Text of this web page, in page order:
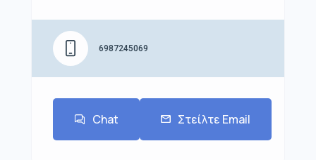
6987245069
Chat Στείλτε Email